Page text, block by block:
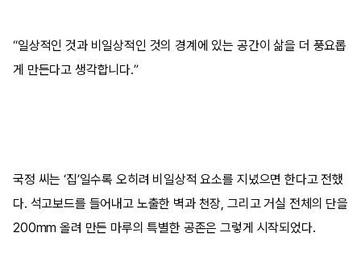
“일상적인 것과 비일상적인 것의 경계에 있는 공간이 삶을 더 풍요롭
게 만든다고 생각합니다.”
국정 씨는‘집’일수록 오히려 비일상적 요소를 지녔으면 한다고 전했
다. 석고보드를 들어내고 노출한 벽과 천장 ,그리고 거실 전체의 단을
200mm올려 만든 마루의 특별한 공존은 그렇게 시작되었다.